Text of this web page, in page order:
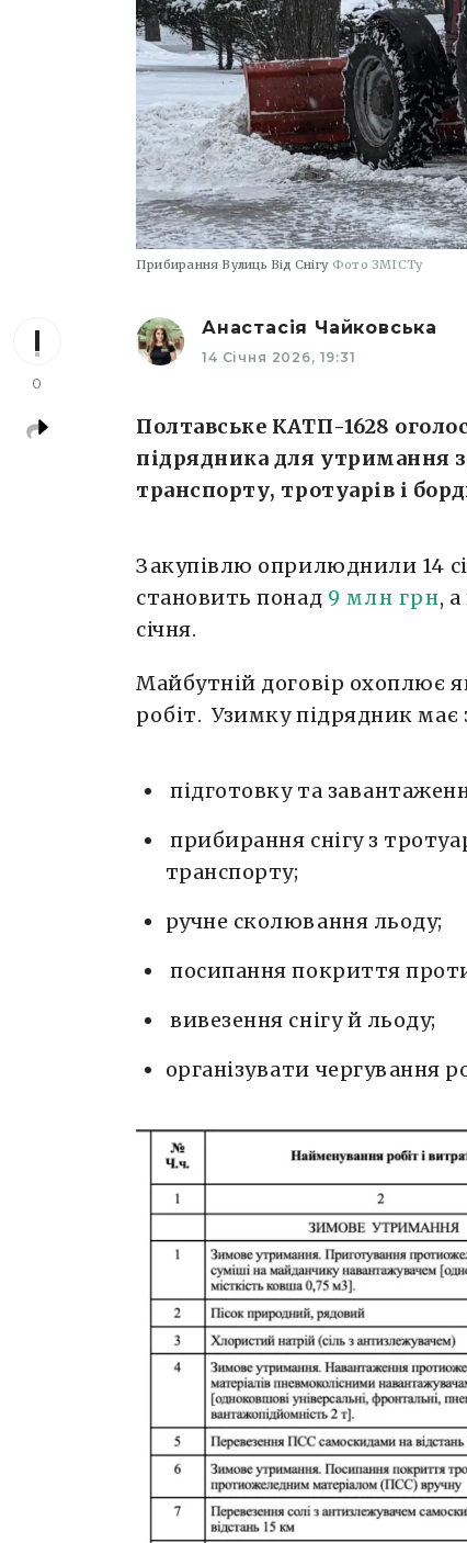
Прибирання Вулиць Від Снігу Фото ЗМІСТу
0
Анастасія Чайковська
14 Січня 2026, 19:31
Полтавське КАТП-1628
підрядника для утримання
транспорту, тротуарів і
Закупівлю оприлюднили 14
становить понад 9 млн грн,
січня.
Майбутній договір охоплює
робіт. Узимку підрядник має
підготовку та
прибирання снігу з
транспорту;
ручне сколювання льоду;
посипання покриття
вивезення снігу й льоду;
організувати чергування